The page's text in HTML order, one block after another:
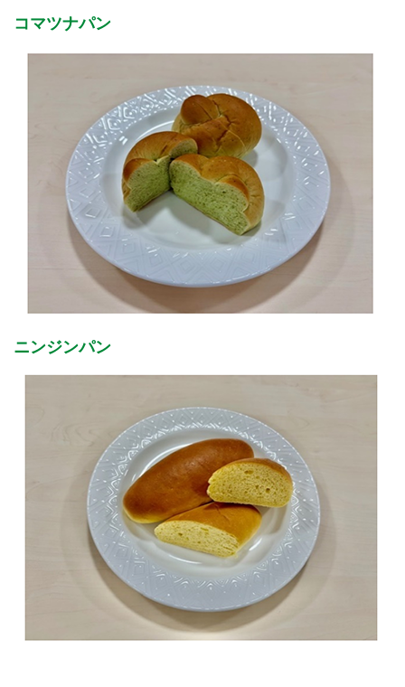
コマツナパン
ニンジンパン